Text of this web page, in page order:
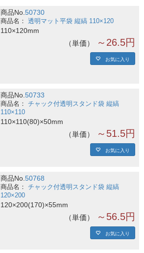
商品No.50730
透明マット平袋 縦縞 110×120
110×120mm
単価 ～26.5円
お気に入り
商品No.50733
チャック付透明スタンド袋 縦縞
110×110
110×110(80)×50mm
単価 ～51.5円
お気に入り
商品No.50768
チャック付透明スタンド袋 縦縞
120×200
120×200(170)×55mm
単価 ～56.5円
お気に入り